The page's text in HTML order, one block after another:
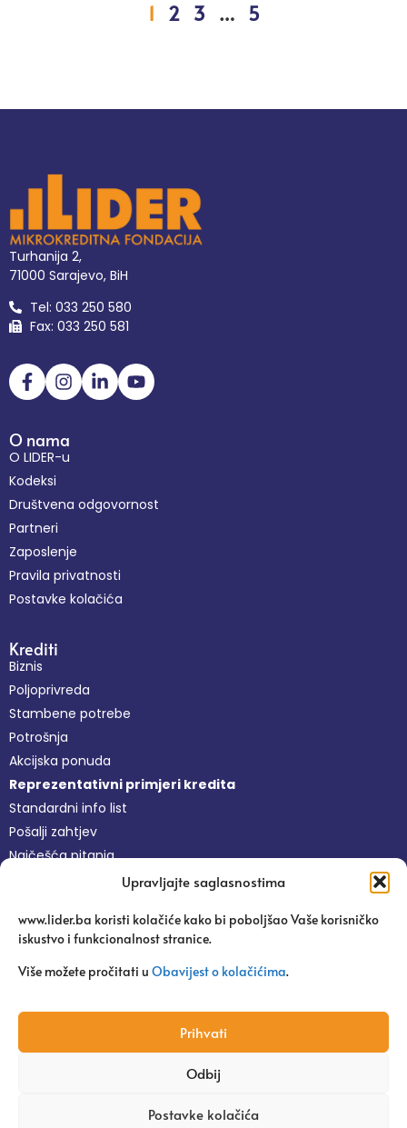
Upravljajte saglasnostima
www.lider.ba koristi kolačiće kako bi poboljšao Vaše korisničko
iskustvo i funkcionalnost stranice.
Više možete pročitati u Obavijest o kolačićima.
Prihvati
Odbij
Postavke kolačića
1 2 3 … 5
Turhanija 2,
71000 Sarajevo, BiH
Tel: 033 250 580
Fax: 033 250 581
O nama
O LIDER-u
Kodeksi
Društvena odgovornost
Partneri
Zaposlenje
Pravila privatnosti
Postavke kolačića
Krediti
Biznis
Poljoprivreda
Stambene potrebe
Potrošnja
Akcijska ponuda
Reprezentativni primjeri kredita
Standardni info list
Pošalji zahtjev
Najčešća pitanja
Besplatne usluge
Platforma Pravi Lider
Pitaj agronoma
Uspješne priče
Copyright 2024 | Mikrokreditna Fondacija Lider